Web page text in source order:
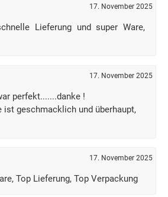
17. November 2025
Lieferung und super Ware,
17. November 2025
perfekt.......danke !
ist geschmacklich und überhaupt,
17. November 2025
Top Lieferung, Top Verpackung